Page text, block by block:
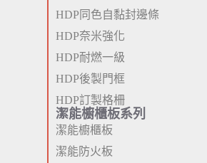
HDP同色自黏封邊條
HDP奈米強化
HDP耐燃一級
HDP後製門框
HDP訂製格柵
潔能櫥櫃板系列
潔能櫥櫃板
潔能防火板